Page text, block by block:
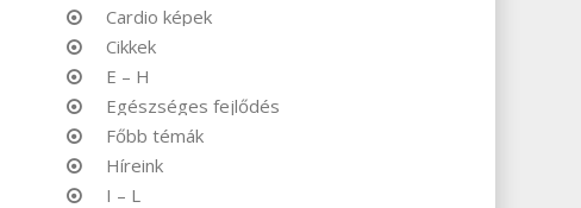
Cardio képek
Cikkek
E – H
Egészséges fejlődés
Főbb témák
Híreink
I – L